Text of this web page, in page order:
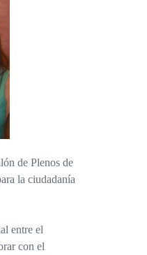
de Plenos de
la ciudadanía
entre el
con el